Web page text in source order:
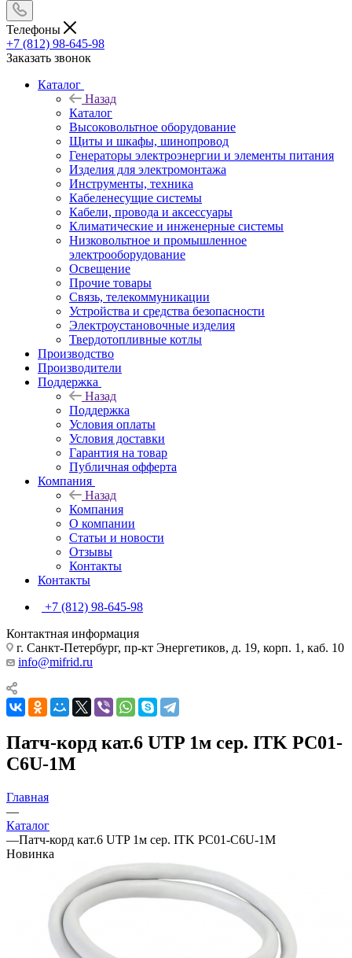
Телефоны
+7 (812) 98-645-98
Заказать звонок
Каталог
Назад
Каталог
Высоковольтное оборудование
Щиты и шкафы, шинопровод
Генераторы электроэнергии и элементы питания
Изделия для электромонтажа
Инструменты, техника
Кабеленесущие системы
Кабели, провода и аксессуары
Климатические и инженерные системы
Низковольтное и промышленное
электрооборудование
Освещение
Прочие товары
Связь, телекоммуникации
Устройства и средства безопасности
Электроустановочные изделия
Твердотопливные котлы
Производство
Производители
Поддержка
Назад
Поддержка
Условия оплаты
Условия доставки
Гарантия на товар
Публичная офферта
Компания
Назад
Компания
О компании
Статьи и новости
Отзывы
Контакты
Контакты
+7 (812) 98-645-98
Контактная информация
г. Санкт-Петербург, пр-кт Энергетиков, д. 19, корп. 1, каб. 10
info@mifrid.ru
Патч-корд кат.6 UTP 1м сер. ITK PC01-
C6U-1M
Главная
—
Каталог
—Патч-корд кат.6 UTP 1м сер. ITK PC01-C6U-1M
Новинка